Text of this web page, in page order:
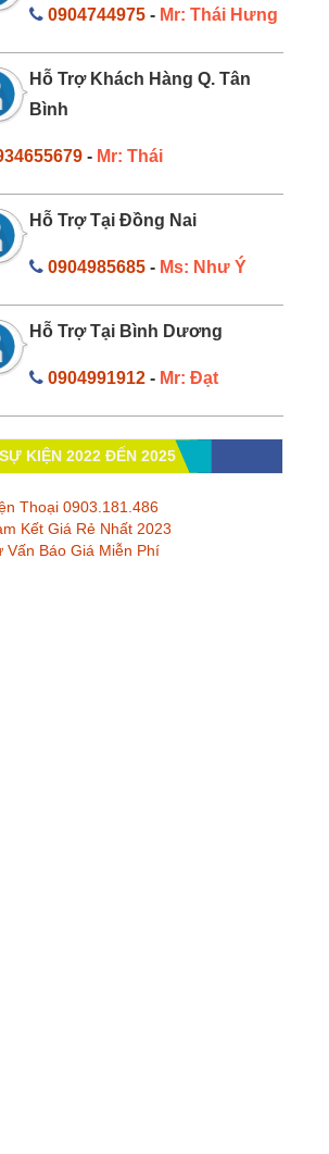
0904744975 - Mr: Thái Hưng
Hỗ Trợ Khách Hàng Q. Tân
Bình
- Mr: Thái
Hỗ Trợ Tại Đồng Nai
0904985685 - Ms: Như Ý
Hỗ Trợ Tại Bình Dương
0904991912 - Mr: Đạt
KIỆN 2022 ĐẾN 2025
Thoại 0903.181.486
Kết Giá Rẻ Nhất 2023
Vấn Báo Giá Miễn Phí